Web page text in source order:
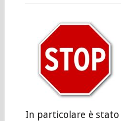
In particolare è